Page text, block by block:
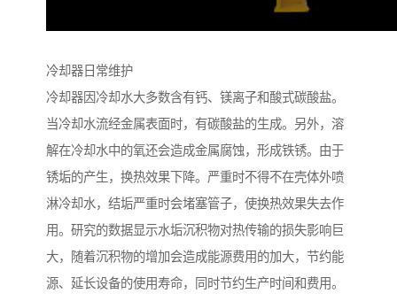
冷却器日常维护
冷却器因冷却水大多数含有钙、镁离子和酸式碳酸盐。
当冷却水流经金属表面时，有碳酸盐的生成。另外，溶
解在冷却水中的氧还会造成金属腐蚀，形成铁锈。由于
锈垢的产生，换热效果下降。严重时不得不在壳体外喷
淋冷却水，结垢严重时会堵塞管子，使换热效果失去作
用。研究的数据显示水垢沉积物对热传输的损失影响巨
大，随着沉积物的增加会造成能源费用的加大，节约能
源、延长设备的使用寿命，同时节约生产时间和费用。